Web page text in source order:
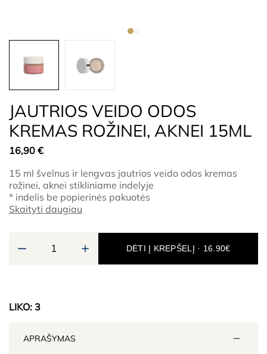
JAUTRIOS VEIDO ODOS
KREMAS ROŽINEI, AKNEI 15ML
16,90 €
15 ml švelnus ir lengvas jautrios veido odos kremas
rožinei, aknei stikliniame indelyje
* indelis be popierinės pakuotės
Skaityti daugiau
DĖTI Į KREPŠELĮ · 16.90€
LIKO: 3
APRAŠYMAS